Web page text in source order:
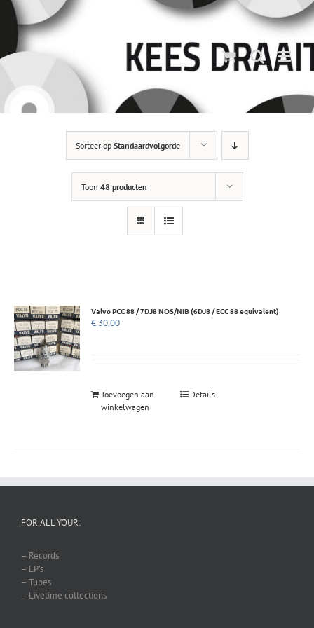
inhoud
Sorteer op Standaardvolgorde
Toon 48 producten
Valvo PCC 88 / 7DJ8 NOS/NIB (6DJ8 / ECC 88 equivalent)
€ 30,00
Toevoegen aan
winkelwagen
Details
FOR ALL YOUR:
– Records
– LP’s
– Tubes
– Livetime collections